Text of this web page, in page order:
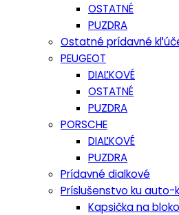
OSTATNÉ
PUZDRA
Ostatné prídavné
PEUGEOT
DIAĽKOVÉ
OSTATNÉ
PUZDRA
PORSCHE
DIAĽKOVÉ
PUZDRA
Prídavné dialkové
Príslušenstvo ku
Kapsička na